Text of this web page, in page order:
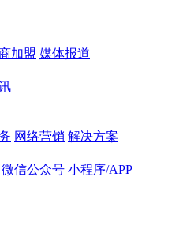
加盟 媒体报道
网络营销 解决方案
微信公众号 小程序/APP